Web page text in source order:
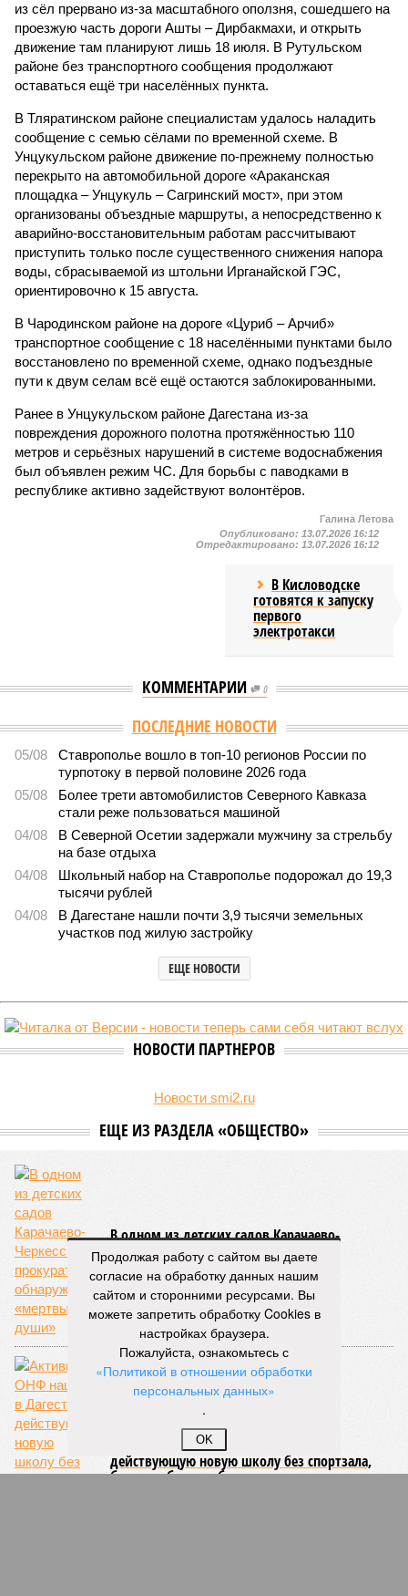
из сёл прервано из-за масштабного оползня, сошедшего на
проезжую часть дороги Ашты – Дирбакмахи, и открыть
движение там планируют лишь 18 июля. В Рутульском
районе без транспортного сообщения продолжают
оставаться ещё три населённых пункта.
В Тляратинском районе специалистам удалось наладить
сообщение с семью сёлами по временной схеме. В
Унцукульском районе движение по-прежнему полностью
перекрыто на автомобильной дороге «Араканская
площадка – Унцукуль – Сагринский мост», при этом
организованы объездные маршруты, а непосредственно к
аварийно-восстановительным работам рассчитывают
приступить только после существенного снижения напора
воды, сбрасываемой из штольни Ирганайской ГЭС,
ориентировочно к 15 августа.
В Чародинском районе на дороге «Цуриб – Арчиб»
транспортное сообщение с 18 населёнными пунктами было
восстановлено по временной схеме, однако подъездные
пути к двум селам всё ещё остаются заблокированными.
Ранее в Унцукульском районе Дагестана из-за
повреждения дорожного полотна протяжённостью 110
метров и серьёзных нарушений в системе водоснабжения
был объявлен режим ЧС. Для борьбы с паводками в
республике активно задействуют волонтёров.
Галина Летова
Опубликовано: 13.07.2026 16:12
Отредактировано: 13.07.2026 16:12
В Кисловодске
готовятся к запуску
первого
электротакси
КОММЕНТАРИИ 0
ПОСЛЕДНИЕ НОВОСТИ
05/08
Ставрополье вошло в топ-10 регионов России по
турпотоку в первой половине 2026 года
05/08
Более трети автомобилистов Северного Кавказа
стали реже пользоваться машиной
04/08
В Северной Осетии задержали мужчину за стрельбу
на базе отдыха
04/08
Школьный набор на Ставрополье подорожал до 19,3
тысячи рублей
04/08
В Дагестане нашли почти 3,9 тысячи земельных
участков под жилую застройку
ЕЩЕ НОВОСТИ
НОВОСТИ ПАРТНЕРОВ
Новости smi2.ru
ЕЩЕ ИЗ РАЗДЕЛА «ОБЩЕСТВО»
В одном из детских садов Карачаево-
Черкессии прокуратура обнаружила
«мертвые души»
Активисты ОНФ нашли в Дагестане
действующую новую школу без спортзала,
без пищеблока и без теплого туалета
Продолжая работу с сайтом вы даете
согласие на обработку данных нашим
сайтом и сторонними ресурсами. Вы
можете запретить обработку Cookies в
настройках браузера.
Пожалуйста, ознакомьтесь с
«Политикой в отношении обработки
персональных данных»
.
OK